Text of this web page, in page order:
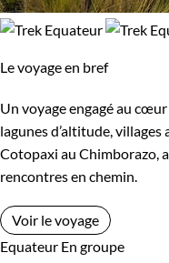
Le voyage en bref
Un voyage engagé au
lagunes d’altitude,
Cotopaxi au Chimborazo,
rencontres en chemin.
Voir le voyage
Equateur En groupe